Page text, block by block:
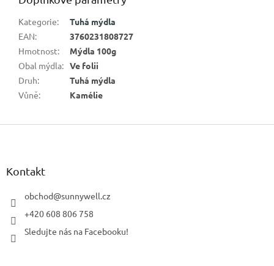
Kategorie:
Tuhá mýdla
EAN:
3760231808727
Hmotnost:
Mýdla 100g
Obal mýdla: Ve folii
Druh:
Tuhá mýdla
Vůně: Kamélie
Z
Kontakt
obchod@sunnywell.cz
+420 608 806 758
Sledujte nás na Facebooku!